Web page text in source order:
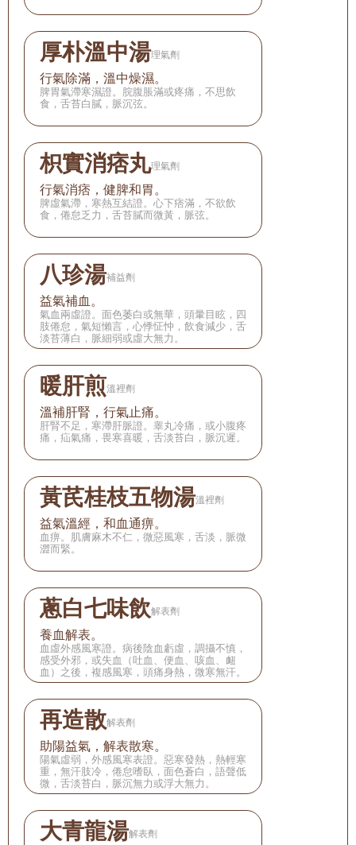
厚朴溫中湯理氣劑
行氣除滿，溫中燥濕。
脾胃氣滯寒濕證。脘腹脹滿或疼痛，不思飲
食，舌苔白膩，脈沉弦。
枳實消痞丸理氣劑
行氣消痞，健脾和胃。
脾虛氣滯，寒熱互結證。心下痞滿，不欲飲
食，倦怠乏力，舌苔膩而微黃，脈弦。
八珍湯補益劑
益氣補血。
氣血兩虛證。面色萎白或無華，頭暈目眩，四
肢倦怠，氣短懶言，心悸怔忡，飲食減少，舌
淡苔薄白，脈細弱或虛大無力。
暖肝煎溫裡劑
溫補肝腎，行氣止痛。
肝腎不足，寒滯肝脈證。睾丸冷痛，或小腹疼
痛，疝氣痛，畏寒喜暖，舌淡苔白，脈沉遲。
黃芪桂枝五物湯溫裡劑
益氣溫經，和血通痹。
血痹。肌膚麻木不仁，微惡風寒，舌淡，脈微
澀而緊。
蔥白七味飲解表劑
養血解表。
血虛外感風寒證。病後陰血虧虛，調攝不慎，
感受外邪，或失血（吐血、便血、咳血、衄
血）之後，複感風寒，頭痛身熱，微寒無汗。
再造散解表劑
助陽益氣，解表散寒。
陽氣虛弱，外感風寒表證。惡寒發熱，熱輕寒
重，無汗肢冷，倦怠嗜臥，面色蒼白，語聲低
微，舌淡苔白，脈沉無力或浮大無力。
大青龍湯解表劑